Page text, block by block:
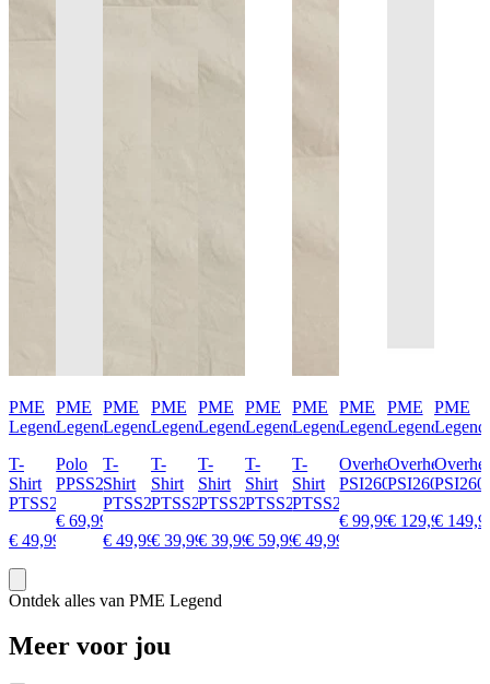
PME
Legend
T-
Shirt
PTSS2606557
€ 49,99
PME
Legend
Polo
PPSS2606866
€ 69,99
PME
Legend
T-
Shirt
PTSS2606557
€ 49,99
PME
Legend
T-
Shirt
PTSS2606552
€ 39,99
PME
Legend
T-
Shirt
PTSS2606552
€ 39,99
PME
Legend
T-
Shirt
PTSS2606577
€ 59,99
PME
Legend
T-
Shirt
PTSS2608564
€ 49,99
PME
Legend
Overhemd
PSI2608285
€ 99,99
PME
Legend
Overhemd
PSI2608230
€ 129,99
PME
Legend
€
Ontdek alles van PME Legend
Meer voor jou